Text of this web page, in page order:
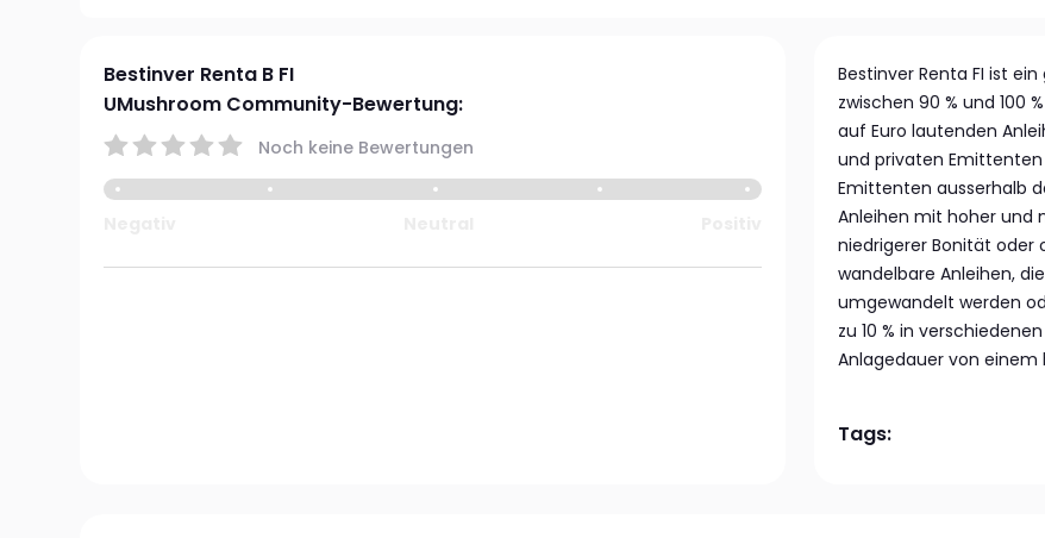
Bestinver Renta B FI
UMushroom Community-Bewertung:
Noch keine Bewertungen
Bestinver Renta FI ist
zwischen 90 % und 100
auf Euro lautenden
und privaten Emittenten
Emittenten ausserhalb
Anleihen mit hoher und
niedrigerer Bonität oder
wandelbare Anleihen,
umgewandelt werden
zu 10 % in
Anlagedauer von einem
Tags: